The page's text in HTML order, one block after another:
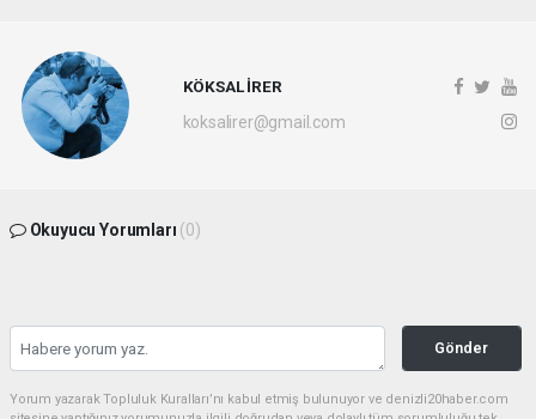
KÖKSAL İRER
koksalirer@gmail.com
Okuyucu Yorumları (0)
Gönder
Yorum yazarak Topluluk Kuralları’nı kabul etmiş bulunuyor ve denizli20haber.com